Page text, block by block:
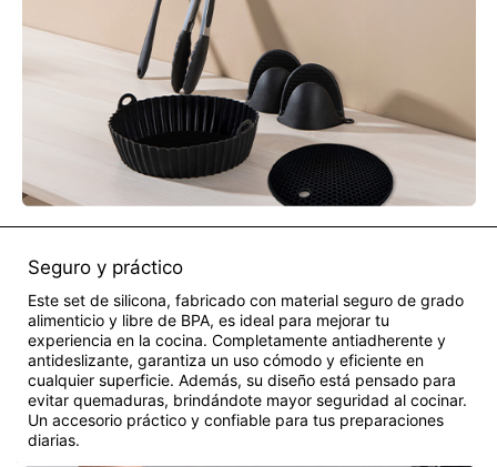
Seguro y práctico
Este set de silicona, fabricado con material seguro de grado
alimenticio y libre de BPA, es ideal para mejorar tu
experiencia en la cocina. Completamente antiadherente y
antideslizante, garantiza un uso cómodo y eficiente en
cualquier superficie. Además, su diseño está pensado para
evitar quemaduras, brindándote mayor seguridad al cocinar.
Un accesorio práctico y confiable para tus preparaciones
diarias.